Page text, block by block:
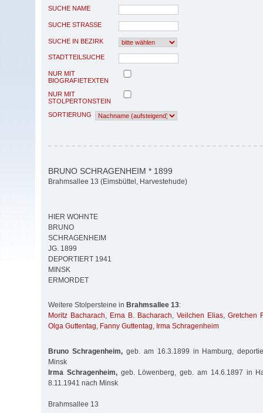
SUCHE NAME
SUCHE STRASSE
SUCHE IN BEZIRK
STADTTEILSUCHE
NUR MIT
BIOGRAFIETEXTEN
NUR MIT
STOLPERTONSTEIN
SORTIERUNG
BRUNO SCHRAGENHEIM * 1899
Brahmsallee 13 (Eimsbüttel, Harvestehude)
HIER WOHNTE
BRUNO
SCHRAGENHEIM
JG. 1899
DEPORTIERT 1941
MINSK
ERMORDET
Weitere Stolpersteine in Brahmsallee 13:
Moritz Bacharach, Erna B. Bacharach, Veilchen Elias, Gretchen
Olga Guttentag, Fanny Guttentag, Irma Schragenheim
Bruno Schragenheim,geb. am 16.3.1899 in Hamburg,
Minsk
Irma Schragenheim,geb. Löwenberg, geb. am 14.6.1897 in
8.11.1941 nach Minsk
Brahmsallee 13